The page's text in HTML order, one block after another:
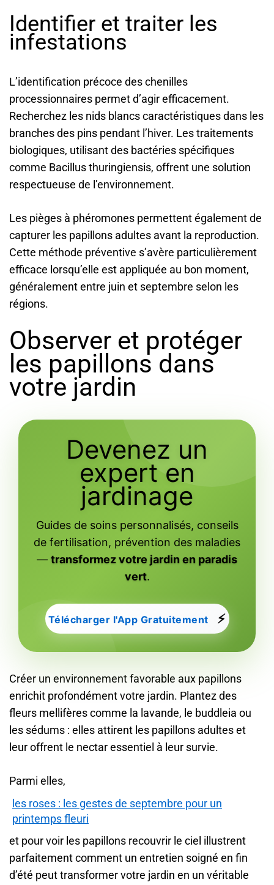
Identifier et traiter les
infestations
L’identification précoce des chenilles
processionnaires permet d’agir efficacement.
Recherchez les nids blancs caractéristiques dans les
branches des pins pendant l’hiver. Les traitements
biologiques, utilisant des bactéries spécifiques
comme Bacillus thuringiensis, offrent une solution
respectueuse de l’environnement.
Les pièges à phéromones permettent également de
capturer les papillons adultes avant la reproduction.
Cette méthode préventive s’avère particulièrement
efficace lorsqu’elle est appliquée au bon moment,
généralement entre juin et septembre selon les
régions.
Observer et protéger
les papillons dans
votre jardin
Devenez un
expert en
jardinage
Guides de soins personnalisés, conseils
de fertilisation, prévention des maladies
— transformez votre jardin en paradis
vert.
Télécharger l'App Gratuitement ⚡
Créer un environnement favorable aux papillons
enrichit profondément votre jardin. Plantez des
fleurs mellifères comme la lavande, le buddleia ou
les sédums : elles attirent les papillons adultes et
leur offrent le nectar essentiel à leur survie.
Parmi elles,
les roses : les gestes de septembre pour un
printemps fleuri
et pour voir les papillons recouvrir le ciel illustrent
parfaitement comment un entretien soigné en fin
d’été peut transformer votre jardin en un véritable